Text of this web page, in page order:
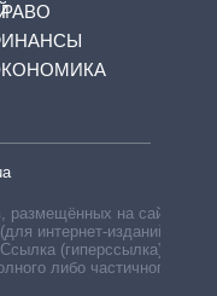
на сайте,
интернет-изданий —
(гиперссылка)
либо частичного